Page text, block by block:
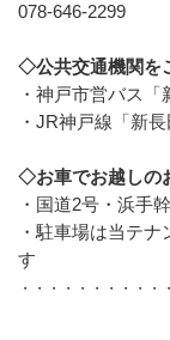
078-646-2299
◇公共交通機関を
・神戸市営バス
・JR神戸線「新
◇お車でお越しの
・国道2号・浜手
・駐車場は当テ
す
・・・・・・・・・・